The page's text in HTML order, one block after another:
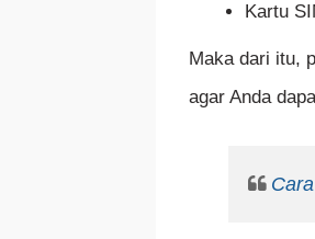
Kartu
Maka dari itu,
agar Anda